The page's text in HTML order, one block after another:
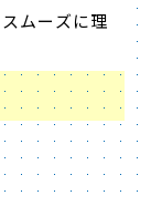
ムーズに理